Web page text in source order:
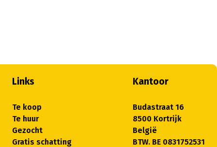
Links
Te koop
Te huur
Gezocht
Gratis schatting
Kantoor
Budastraat 16
8500 Kortrijk
België
BTW. BE 0831752531